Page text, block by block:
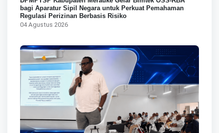
bagi Aparatur Sipil Negara untuk Perkuat Pemahaman
Regulasi Perizinan Berbasis Risiko
04 Agustus 2026